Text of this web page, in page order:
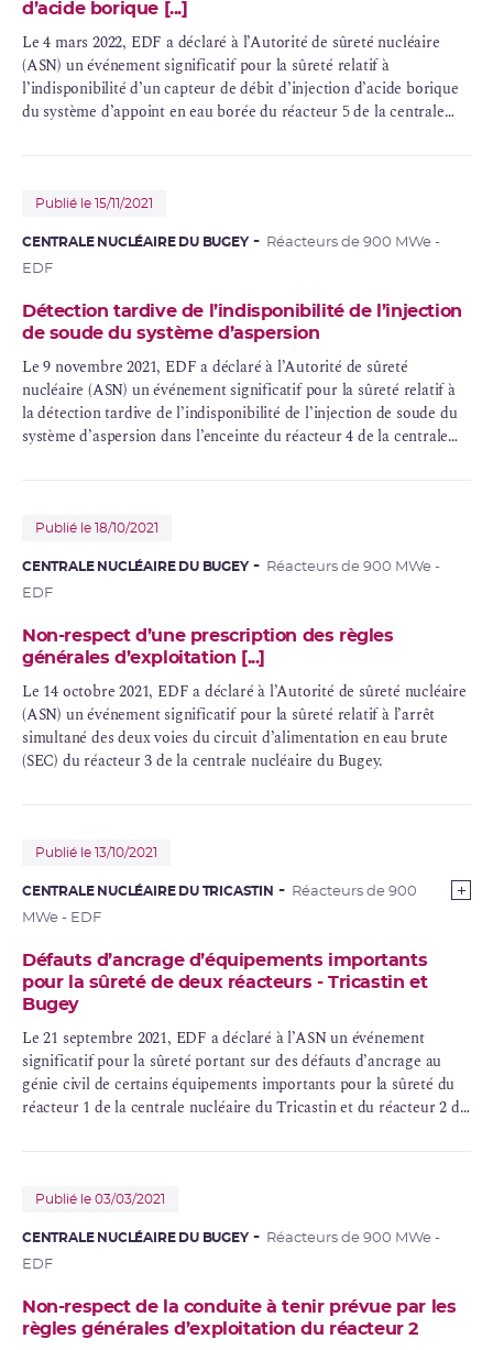
d’acide borique [...]
Le 4 mars 2022, EDF a déclaré à l’Autorité de sûreté nucléaire
(ASN) un événement significatif pour la sûreté relatif à
l’indisponibilité d’un capteur de débit d’injection d’acide borique
du système d’appoint en eau borée du réacteur 5 de la centrale
Publié le 15/11/2021
CENTRALE NUCLÉAIRE DU BUGEY
Réacteurs de 900 MWe -
EDF
Détection tardive de l’indisponibilité de l’injection
de soude du système d’aspersion
Le 9 novembre 2021, EDF a déclaré à l’Autorité de sûreté
nucléaire (ASN) un événement significatif pour la sûreté relatif à
la détection tardive de l’indisponibilité de l’injection de soude du
système d’aspersion dans l’enceinte du réacteur 4 de la centrale
Publié le 18/10/2021
CENTRALE NUCLÉAIRE DU BUGEY
Réacteurs de 900 MWe -
EDF
Non-respect d’une prescription des règles
générales d’exploitation [...]
Le 14 octobre 2021, EDF a déclaré à l’Autorité de sûreté nucléaire
(ASN) un événement significatif pour la sûreté relatif à l’arrêt
simultané des deux voies du circuit d’alimentation en eau brute
(SEC) du réacteur 3 de la centrale nucléaire du Bugey.
Publié le 13/10/2021
CENTRALE NUCLÉAIRE DU TRICASTIN
Réacteurs de 900
MWe - EDF
Défauts d’ancrage d’équipements importants
pour la sûreté de deux réacteurs - Tricastin et
Bugey
Le 21 septembre 2021, EDF a déclaré à l’ASN un événement
significatif pour la sûreté portant sur des défauts d’ancrage au
génie civil de certains équipements importants pour la sûreté du
réacteur 1 de la centrale nucléaire du Tricastin et du réacteur 2 de
Publié le 03/03/2021
CENTRALE NUCLÉAIRE DU BUGEY
Réacteurs de 900 MWe -
EDF
Non-respect de la conduite à tenir prévue par les
règles générales d’exploitation du réacteur 2